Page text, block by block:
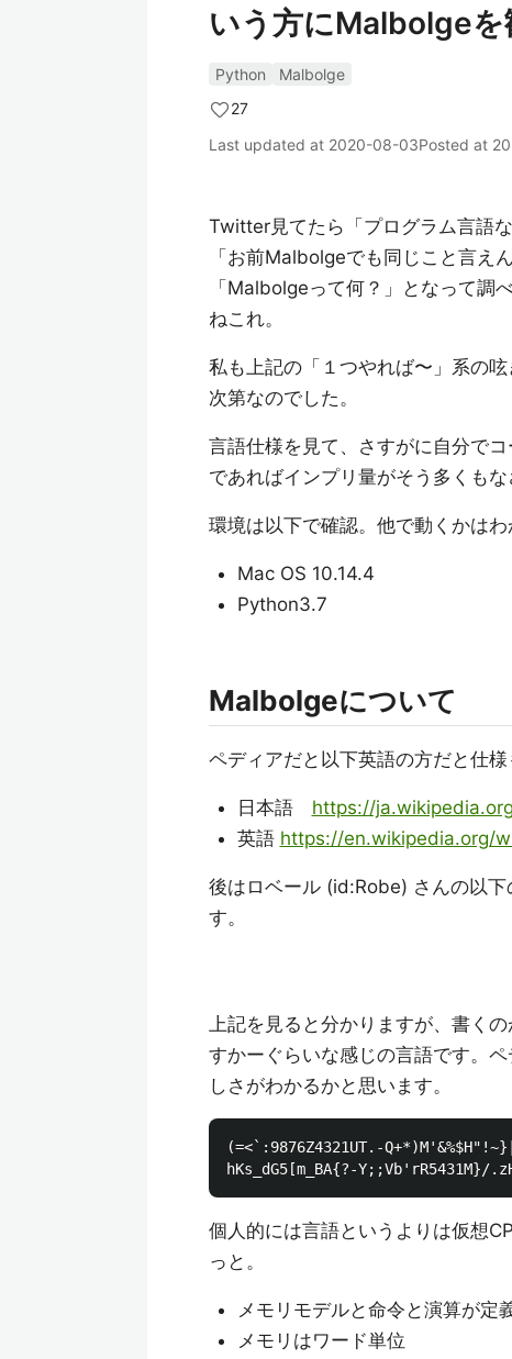
いう方にMalbolgeを
Python
Malbolge
27
Last updated at 2020-08-03Posted at
Twitter見てたら「プログラム言語
「お前Malbolgeでも同じこと言え
「Malbolgeって何？」となって調
ねこれ。
私も上記の「１つやれば〜」系の
次第なのでした。
言語仕様を見て、さすがに自分で
であればインプリ量がそう多くも
環境は以下で確認。他で動くかは
Mac OS 10.14.4
Python3.7
Malbolgeについて
ペディアだと以下英語の方だと仕様
日本語 https://
英語 https://en.wikipedia.org/
後はロベール (id:Robe) さんの以
す。
上記を見ると分かりますが、書く
すかーぐらいな感じの言語です。
しさがわかるかと思います。
(=<`:9876Z4321UT.-
個人的には言語というよりは仮想
っと。
メモリモデルと命令と演算が定
メモリはワード単位